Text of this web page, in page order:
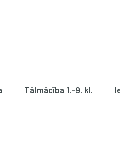
Tālmācība 1.-9. kl.